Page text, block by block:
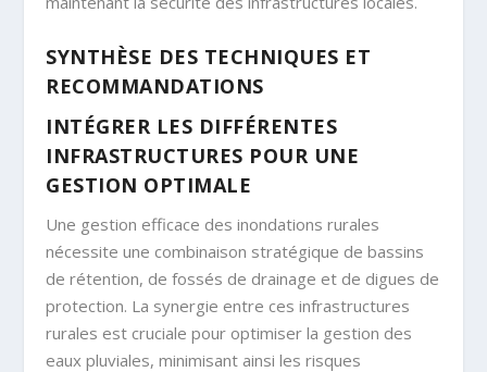
SYNTHÈSE DES TECHNIQUES ET
RECOMMANDATIONS
INTÉGRER LES DIFFÉRENTES
INFRASTRUCTURES POUR UNE
GESTION OPTIMALE
Une gestion efficace des inondations rurales
nécessite une combinaison stratégique de bassins
de rétention, de fossés de drainage et de digues de
protection. La synergie entre ces infrastructures
rurales est cruciale pour optimiser la gestion des
eaux pluviales, minimisant ainsi les risques